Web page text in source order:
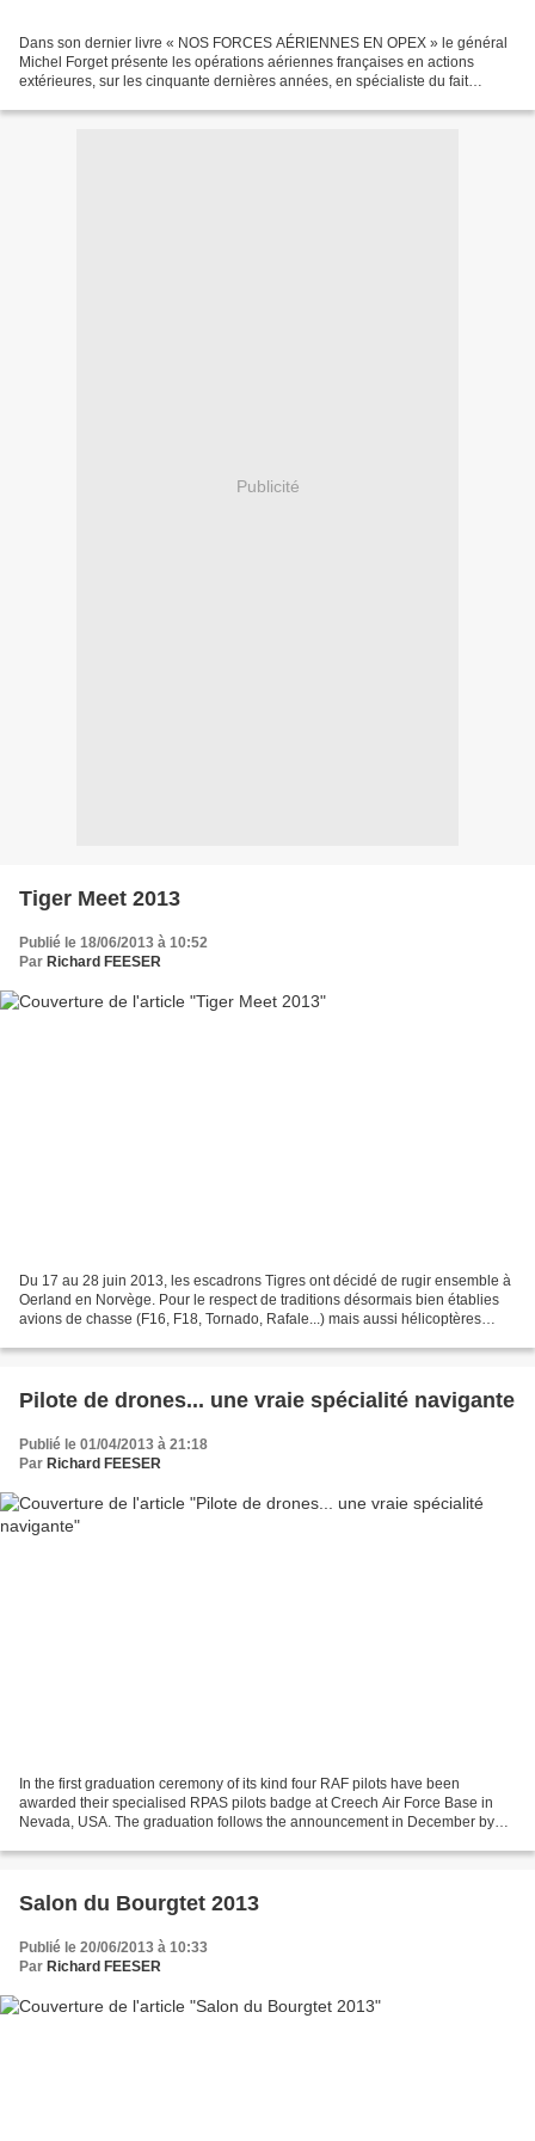
Dans son dernier livre « NOS FORCES AÉRIENNES EN OPEX » le général
Michel Forget présente les opérations aériennes françaises en actions
extérieures, sur les cinquante dernières années, en spécialiste du fait
Publicité
Tiger Meet 2013
Publié le 18/06/2013 à 10:52
Par Richard FEESER
Du 17 au 28 juin 2013, les escadrons Tigres ont décidé de rugir ensemble à
Oerland en Norvège. Pour le respect de traditions désormais bien établies
avions de chasse (F16, F18, Tornado, Rafale...) mais aussi hélicoptères
Pilote de drones... une vraie spécialité navigante
Publié le 01/04/2013 à 21:18
Par Richard FEESER
In the first graduation ceremony of its kind four RAF pilots have been
awarded their specialised RPAS pilots badge at Creech Air Force Base in
Nevada, USA. The graduation follows the announcement in December by
Salon du Bourgtet 2013
Publié le 20/06/2013 à 10:33
Par Richard FEESER